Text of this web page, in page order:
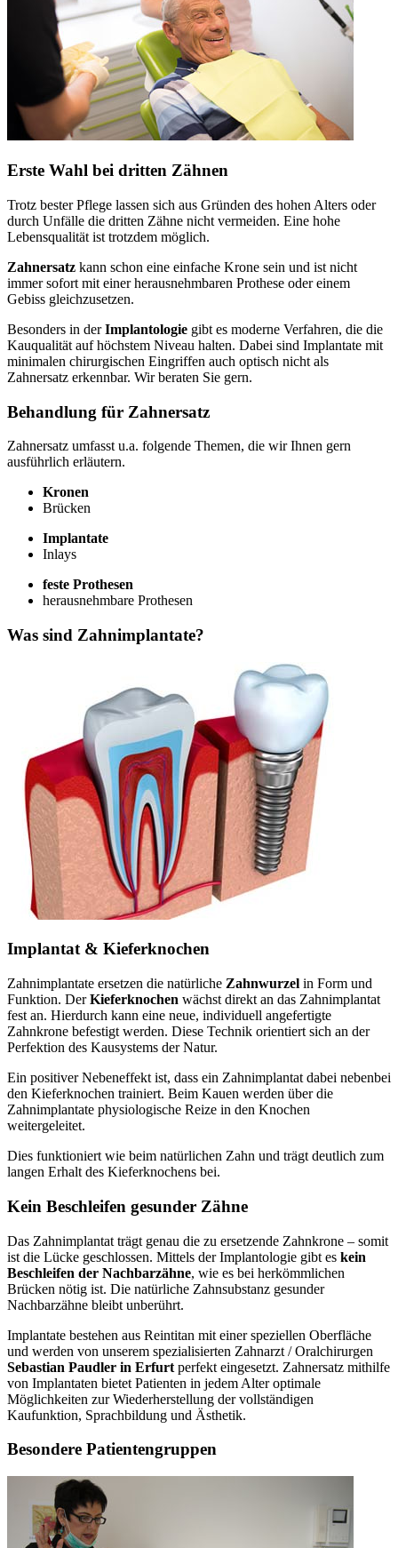
Erste Wahl bei dritten Zähnen
Trotz bester Pflege lassen sich aus Gründen des hohen Alters oder
durch Unfälle die dritten Zähne nicht vermeiden. Eine hohe
Lebensqualität ist trotzdem möglich.
Zahnersatz kann schon eine einfache Krone sein und ist nicht
immer sofort mit einer herausnehmbaren Prothese oder einem
Gebiss gleichzusetzen.
Besonders in derImplantologie gibt es moderne Verfahren, die die
Kauqualität auf höchstem Niveau halten. Dabei sind Implantate mit
minimalen chirurgischen Eingriffen auch optisch nicht als
Zahnersatz erkennbar. Wir beraten Sie gern.
Behandlung für Zahnersatz
Zahnersatz umfasst u.a. folgende Themen, die wir Ihnen gern
ausführlich erläutern.
Kronen
Brücken
Implantate
Inlays
feste Prothesen
herausnehmbare Prothesen
Was sind Zahnimplantate?
Implantat & Kieferknochen
Zahnimplantate ersetzen die natürliche Zahnwurzel in Form und
Funktion. DerKieferknochen wächst direkt an das Zahnimplantat
fest an. Hierdurch kann eine neue, individuell angefertigte
Zahnkrone befestigt werden. Diese Technik orientiert sich an der
Perfektion des Kausystems der Natur.
Ein positiver Nebeneffekt ist, dass ein Zahnimplantat dabei nebenbei
den Kieferknochen trainiert. Beim Kauen werden über die
Zahnimplantate physiologische Reize in den Knochen
weitergeleitet.
Dies funktioniert wie beim natürlichen Zahn und trägt deutlich zum
langen Erhalt des Kieferknochens bei.
Kein Beschleifen gesunder Zähne
Das Zahnimplantat trägt genau die zu ersetzende Zahnkrone – somit
ist die Lücke geschlossen. Mittels der Implantologie gibt es kein
Beschleifen der Nachbarzähne, wie es bei herkömmlichen
Brücken nötig ist. Die natürliche Zahnsubstanz gesunder
Nachbarzähne bleibt unberührt.
Implantate bestehen aus Reintitan mit einer speziellen Oberfläche
und werden von unserem spezialisierten Zahnarzt / Oralchirurgen
Sebastian Paudler in Erfurt perfekt eingesetzt. Zahnersatz mithilfe
von Implantaten bietet Patienten in jedem Alter optimale
Möglichkeiten zur Wiederherstellung der vollständigen
Kaufunktion, Sprachbildung und Ästhetik.
Besondere Patientengruppen